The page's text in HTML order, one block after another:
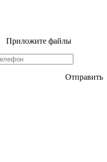
Приложите файлы
Отправить